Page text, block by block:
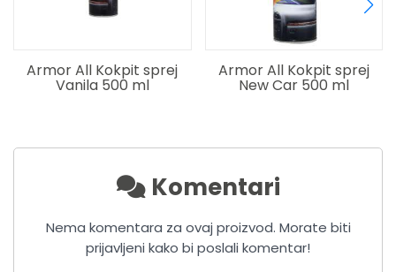
Armor All Kokpit sprej
Vanila 500 ml
Armor All Kokpit sprej
New Car 500 ml
Komentari
Nema komentara za ovaj proizvod. Morate biti
prijavljeni kako bi poslali komentar!